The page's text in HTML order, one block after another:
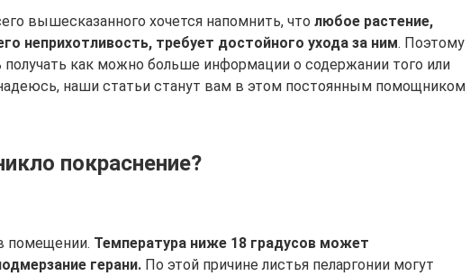
вышесказанного хочется напомнить, что любое растение,
неприхотливость, требует достойного ухода за ним. Поэтому
получать как можно больше информации о содержании того или
наши статьи станут вам в этом постоянным помощником
покраснение?
помещении. Температура ниже 18 градусов может
герани. По этой причине листья пеларгонии могут